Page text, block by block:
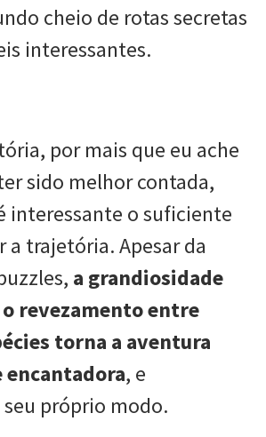
cheio de rotas secretas
interessantes.
por mais que eu ache
sido melhor contada,
interessante o suficiente
a trajetória. Apesar da
a grandiosidade
revezamento entre
torna a aventura
, e
próprio modo.